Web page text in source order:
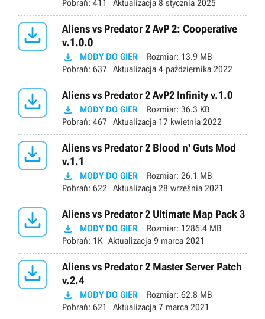
Pobrań: 411 Aktualizacja 8 stycznia 2025

Aliens vs Predator 2 AvP 2: Cooperative
v.1.0.0
 MODY DO GIER Rozmiar: 13.9 MB
Pobrań: 637 Aktualizacja 4 października 2022
 Aliens vs Predator 2 AvP2 Infinity v.1.0
 MODY DO GIER Rozmiar: 36.3 KB
Pobrań: 467 Aktualizacja 17 kwietnia 2022

Aliens vs Predator 2 Blood n' Guts Mod
v.1.1
 MODY DO GIER Rozmiar: 26.1 MB
Pobrań: 622 Aktualizacja 28 września 2021
 Aliens vs Predator 2 Ultimate Map Pack 3
 MODY DO GIER Rozmiar: 1286.4 MB
Pobrań: 1K Aktualizacja 9 marca 2021

Aliens vs Predator 2 Master Server Patch
v.2.4
 MODY DO GIER Rozmiar: 62.8 MB
Pobrań: 621 Aktualizacja 7 marca 2021